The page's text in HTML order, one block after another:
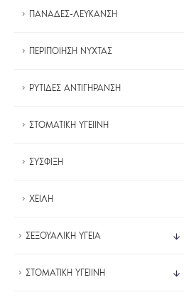
ΠΑΝΑΔΕΣ-ΛΕΥΚΑΝΣΗ
ΠΕΡΙΠΟΙΗΣΗ ΝΥΧΤΑΣ
ΡΥΤΙΔΕΣ ΑΝΤΙΓΗΡΑΝΣΗ
ΣΤΟΜΑΤΙΚΗ ΥΓΕΙΙΝΗ
ΣΥΣΦΙΞΗ
ΧΕΙΛΗ
ΣΕΞΟΥΑΛΙΚΗ ΥΓΕΙΑ
ΣΤΟΜΑΤΙΚΗ ΥΓΕΙΙΝΗ